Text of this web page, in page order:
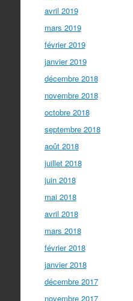
avril 2019
mars 2019
février 2019
janvier 2019
décembre 2018
novembre 2018
octobre 2018
septembre 2018
août 2018
juillet 2018
juin 2018
mai 2018
avril 2018
mars 2018
février 2018
janvier 2018
décembre 2017
novembre 2017